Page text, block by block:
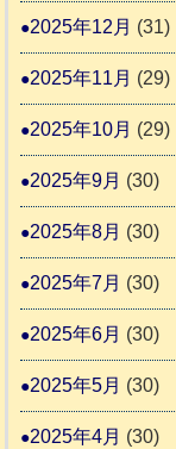
2025年12月 (31)
2025年11月 (29)
2025年10月 (29)
2025年9月 (30)
2025年8月 (30)
2025年7月 (30)
2025年6月 (30)
2025年5月 (30)
2025年4月 (30)